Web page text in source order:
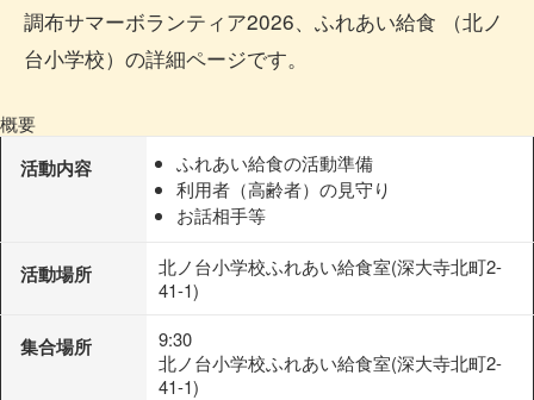
調布サマーボランティア2026、ふれあい給食 （北ノ
台小学校）の詳細ページです。
概要
活動内容
ふれあい給食の活動準備
利用者（高齢者）の見守り
お話相手等
活動場所
北ノ台小学校ふれあい給食室(深大寺北町2-
41-1)
集合場所
9:30
北ノ台小学校ふれあい給食室(深大寺北町2-
41-1)